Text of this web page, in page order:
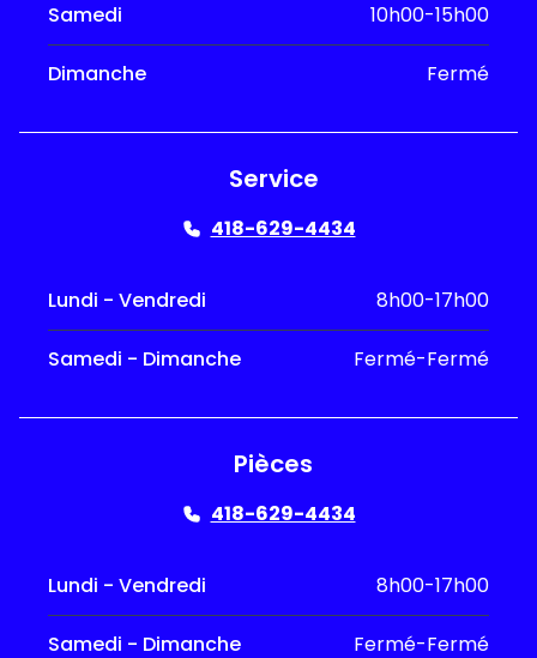
Samedi 10h00-15h00
Dimanche Fermé
Service
418-629-4434
Lundi - Vendredi 8h00-17h00
Samedi - Dimanche Fermé-Fermé
Pièces
418-629-4434
Lundi - Vendredi 8h00-17h00
Samedi - Dimanche Fermé-Fermé